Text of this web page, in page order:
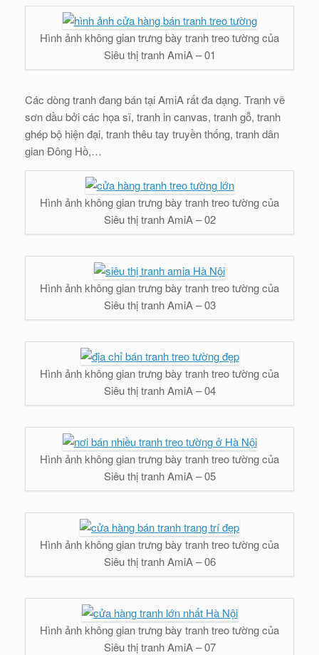
Hình ảnh không gian trưng bày tranh treo tường của
Siêu thị tranh AmiA – 01
Các dòng tranh đang bán tại AmiA rất đa dạng. Tranh vẽ
sơn dầu bởi các họa sĩ, tranh in canvas, tranh gỗ, tranh
ghép bộ hiện đại, tranh thêu tay truyền thống, tranh dân
gian Đông Hồ,…
Hình ảnh không gian trưng bày tranh treo tường của
Siêu thị tranh AmiA – 02
Hình ảnh không gian trưng bày tranh treo tường của
Siêu thị tranh AmiA – 03
Hình ảnh không gian trưng bày tranh treo tường của
Siêu thị tranh AmiA – 04
Hình ảnh không gian trưng bày tranh treo tường của
Siêu thị tranh AmiA – 05
Hình ảnh không gian trưng bày tranh treo tường của
Siêu thị tranh AmiA – 06
Hình ảnh không gian trưng bày tranh treo tường của
Siêu thị tranh AmiA – 07